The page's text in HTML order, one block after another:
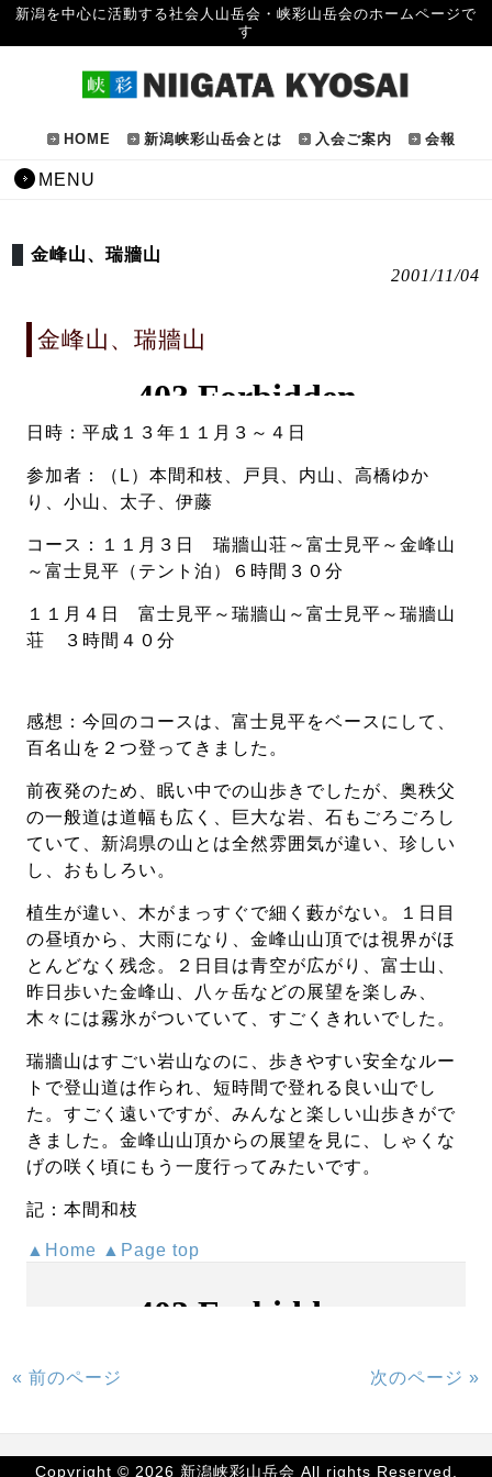
新潟を中心に活動する社会人山岳会・峡彩山岳会のホームページで
す
HOME 新潟峡彩山岳会とは 入会ご案内 会報
MENU
金峰山、瑞牆山
2001/11/04
金峰山、瑞牆山
日時：平成１３年１１月３～４日
参加者：（L）本間和枝、戸貝、内山、高橋ゆか
り、小山、太子、伊藤
コース：１１月３日 瑞牆山荘～富士見平～金峰山
～富士見平（テント泊）６時間３０分
１１月４日 富士見平～瑞牆山～富士見平～瑞牆山
荘 ３時間４０分
感想：今回のコースは、富士見平をベースにして、
百名山を２つ登ってきました。
前夜発のため、眠い中での山歩きでしたが、奥秩父
の一般道は道幅も広く、巨大な岩、石もごろごろし
ていて、新潟県の山とは全然雰囲気が違い、珍しい
し、おもしろい。
植生が違い、木がまっすぐで細く藪がない。１日目
の昼頃から、大雨になり、金峰山山頂では視界がほ
とんどなく残念。２日目は青空が広がり、富士山、
昨日歩いた金峰山、八ヶ岳などの展望を楽しみ、
木々には霧氷がついていて、すごくきれいでした。
瑞牆山はすごい岩山なのに、歩きやすい安全なルー
トで登山道は作られ、短時間で登れる良い山でし
た。すごく遠いですが、みんなと楽しい山歩きがで
きました。金峰山山頂からの展望を見に、しゃくな
げの咲く頃にもう一度行ってみたいです。
記：本間和枝
▲Home ▲Page top
« 前のページ 次のページ »
Copyright © 2026 新潟峡彩山岳会 All rights Reserved.